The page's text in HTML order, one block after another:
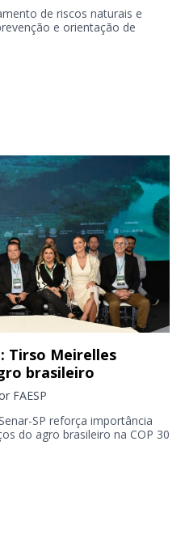
de riscos naturais e
e orientação de
Tirso Meirelles
brasileiro
FAESP
SP reforça importância
do agro brasileiro na COP 30